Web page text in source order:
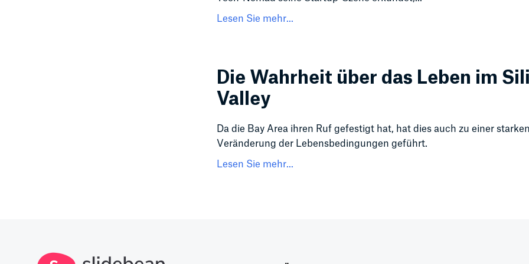
Lesen Sie mehr...
Die Wahrheit über das Leben im
Valley
Da die Bay Area ihren Ruf gefestigt hat, hat dies auch zu einer starken
Veränderung der Lebensbedingungen geführt.
Lesen Sie mehr...